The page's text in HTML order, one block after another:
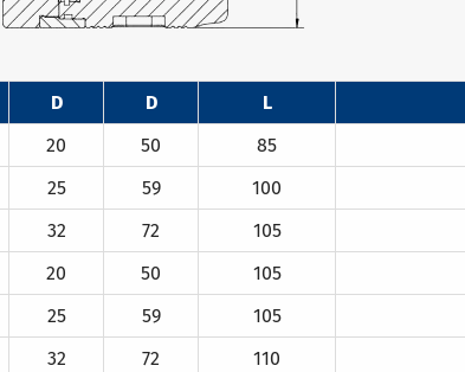
D D L
20 50 85
25 59 100
32 72 105
20 50 105
25 59 105
32 72 110